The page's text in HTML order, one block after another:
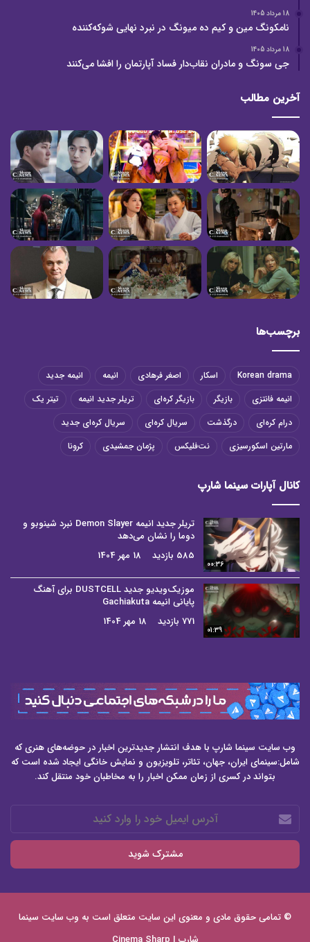
18 مرداد 1405
نامکونگ مین و کیم ده میونگ در نبرد نهایی شوکه‌کننده
18 مرداد 1405
جی سونگ و مادران نقاب‌دار فساد آپارتمان را افشا می‌کنند
آخرین مطالب
برچسب‌ها
Korean drama اسکار اصغر فرهادی انیمه
انیمه جدید
انیمه فانتزی
بازیگر بازیگر کره‌ای تریلر جدید انیمه
تیتر یک
درام کره‌ای
درگذشت سریال کره‌ای
سریال کره‌ای جدید
مارتین اسکورسیزی
نت‌فلیکس پژمان جمشیدی کرونا
کانال آپارات سینما شارپ
00:36
تریلر جدید انیمه Demon Slayer نبرد شینوبو و
دوما را نشان می‌دهد
585 بازدید
18 مهر 1404
01:39
موزیک‌ویدیو جدید DUSTCELL برای آهنگ
پایانی انیمه Gachiakuta
771 بازدید
18 مهر 1404
وب سایت سینما شارپ با هدف انتشار جدیدترین اخبار در حوضه‌های هنری که
شامل:سینمای ایران، جهان، تئاتر، تلویزیون و نمایش خانگی ایجاد شده است که
بتواند در کسری از زمان ممکن اخبار را به مخاطبان خود منتقل کند.
آدرس
ایمیل
خود
وارد
© تمامی حقوق مادی و معنوی این سایت متعلق است به وب سایت سینما